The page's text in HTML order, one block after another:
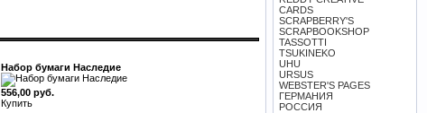
Набор бумаги Наследие
556,00 руб.
Купить
CARDS
SCRAPBERRY'S
SCRAPBOOKSHOP
TASSOTTI
TSUKINEKO
UHU
URSUS
WEBSTER'S PAGES
ГЕРМАНИЯ
РОССИЯ